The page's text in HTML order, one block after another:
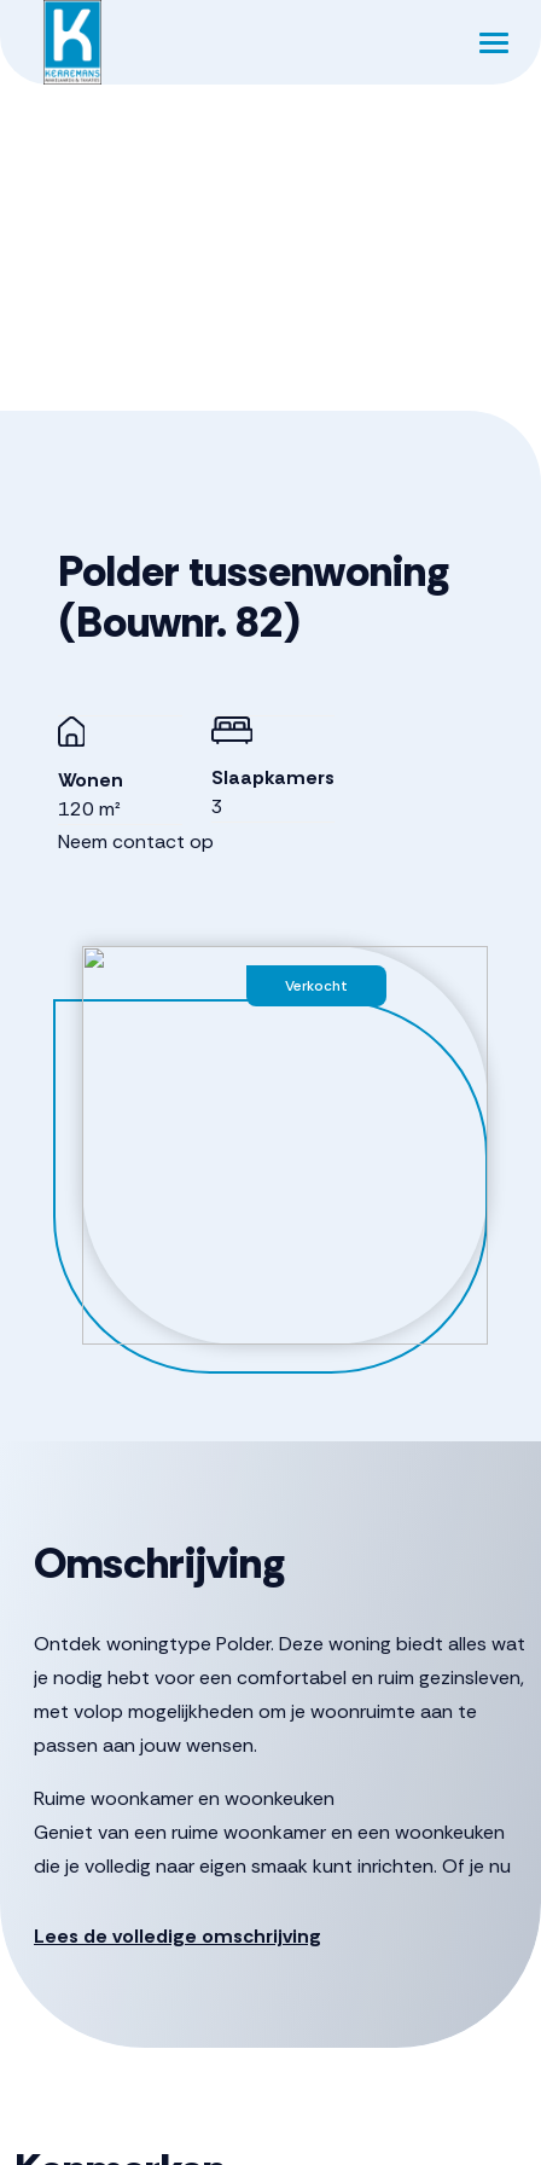
Verkocht
Polder tussenwoning
(Bouwnr. 82)
Wonen
120 m²
Slaapkamers
3
Neem contact op
Omschrijving
Ontdek woningtype Polder. Deze woning biedt alles wat
je nodig hebt voor een comfortabel en ruim gezinsleven,
met volop mogelijkheden om je woonruimte aan te
passen aan jouw wensen.
Ruime woonkamer en woonkeuken
Geniet van een ruime woonkamer en een woonkeuken
die je volledig naar eigen smaak kunt inrichten. Of je nu
of gezellige diners met vrienden, het kan allemaal!
Op de eerste verdieping vind je drie ruime slaapkamers,
inclusief een riante hoofdslaapkamer. In de bergruimte is
Lees de volledige omschrijving